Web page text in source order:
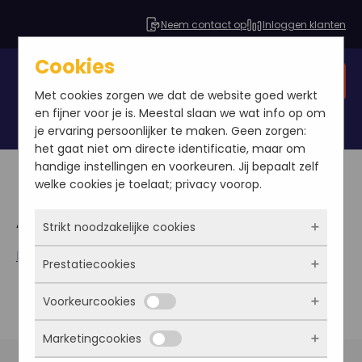
Neem contact op Inloggen klanten
Algemene voorwaarden
Downloadonze algemene voorwaarden hier.
Cookies
Met cookies zorgen we dat de website goed werkt
en fijner voor je is. Meestal slaan we wat info op om
je ervaring persoonlijker te maken. Geen zorgen:
het gaat niet om directe identificatie, maar om
handige instellingen en voorkeuren. Jij bepaalt zelf
welke cookies je toelaat; privacy voorop.
Strikt noodzakelijke cookies
Deze cookies zorgen ervoor dat de website
überhaupt werkt. Ze zijn dus altijd actief en
kunnen niet worden uitgezet. Meestal worden
ze alleen geplaatst als jij iets doet, zoals
inloggen, een formulier invullen of je
Prestatiecookies
Met deze cookies zien we hoe vaak onze site
bezocht wordt, waar bezoekers vandaan
komen en welke pagina’s populair zijn. Zo
Voorkeurcookies
Deze cookies onthouden jouw voorkeuren.
Marketingcookies